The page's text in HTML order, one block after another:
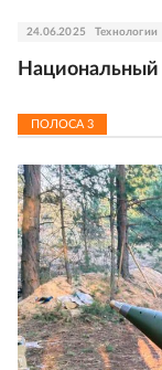
24.06.2025 Технологии
Национальный
ПОЛОСА 3